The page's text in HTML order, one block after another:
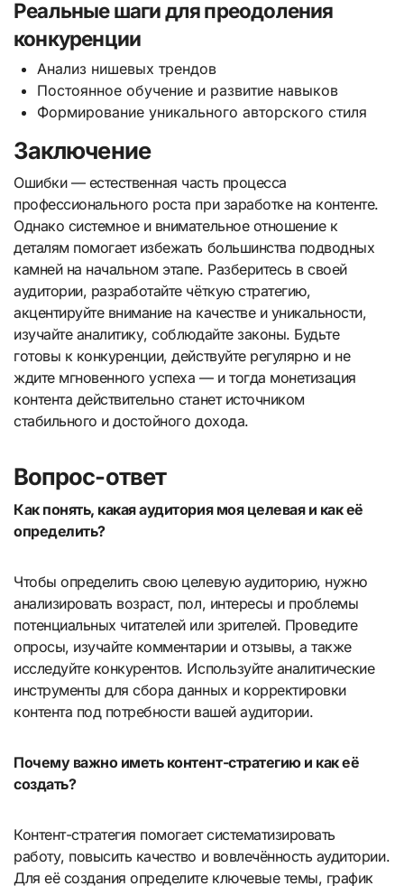
Реальные шаги для преодоления
конкуренции
Анализ нишевых трендов
Постоянное обучение и развитие навыков
Формирование уникального авторского стиля
Заключение
Ошибки — естественная часть процесса
профессионального роста при заработке на контенте.
Однако системное и внимательное отношение к
деталям помогает избежать большинства подводных
камней на начальном этапе. Разберитесь в своей
аудитории, разработайте чёткую стратегию,
акцентируйте внимание на качестве и уникальности,
изучайте аналитику, соблюдайте законы. Будьте
готовы к конкуренции, действуйте регулярно и не
ждите мгновенного успеха — и тогда монетизация
контента действительно станет источником
стабильного и достойного дохода.
Вопрос-ответ
Как понять, какая аудитория моя целевая и как её
определить?
Чтобы определить свою целевую аудиторию, нужно
анализировать возраст, пол, интересы и проблемы
потенциальных читателей или зрителей. Проведите
опросы, изучайте комментарии и отзывы, а также
исследуйте конкурентов. Используйте аналитические
инструменты для сбора данных и корректировки
контента под потребности вашей аудитории.
Почему важно иметь контент-стратегию и как её
создать?
Контент-стратегия помогает систематизировать
работу, повысить качество и вовлечённость аудитории.
Для её создания определите ключевые темы, график